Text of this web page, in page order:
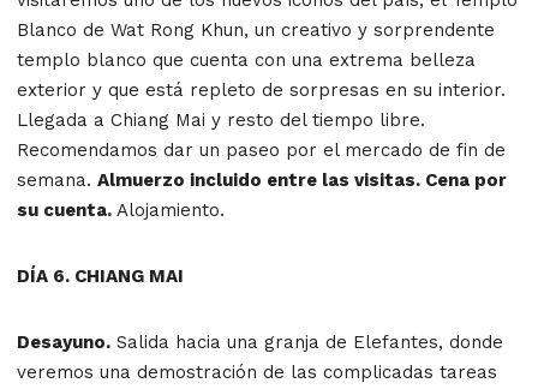
Blanco de Wat Rong Khun, un creativo y sorprendente
templo blanco que cuenta con una extrema belleza
exterior y que está repleto de sorpresas en su interior.
Llegada a Chiang Mai y resto del tiempo libre.
Recomendamos dar un paseo por el mercado de fin de
semana. Almuerzo incluido entre las visitas. Cena por
su cuenta. Alojamiento.
DÍA 6. CHIANG MAI
Desayuno. Salida hacia una granja de Elefantes, donde
veremos una demostración de las complicadas tareas